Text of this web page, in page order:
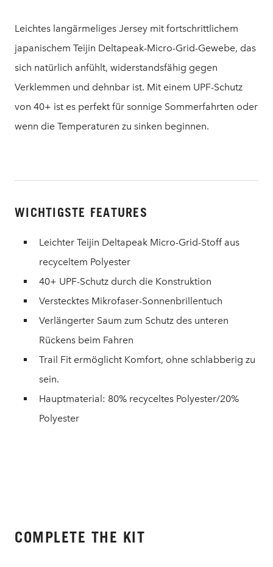
Leichtes langärmeliges Jersey mit fortschrittlichem
japanischem Teijin Deltapeak-Micro-Grid-Gewebe, das
sich natürlich anfühlt, widerstandsfähig gegen
Verklemmen und dehnbar ist. Mit einem UPF-Schutz
von 40+ ist es perfekt für sonnige Sommerfahrten oder
wenn die Temperaturen zu sinken beginnen.
WICHTIGSTE FEATURES
Leichter Teijin Deltapeak Micro-Grid-Stoff aus
recyceltem Polyester
40+ UPF-Schutz durch die Konstruktion
Verstecktes Mikrofaser-Sonnenbrillentuch
Verlängerter Saum zum Schutz des unteren
Rückens beim Fahren
Trail Fit ermöglicht Komfort, ohne schlabberig zu
sein.
Hauptmaterial: 80% recyceltes Polyester/20%
Polyester
COMPLETE THE KIT